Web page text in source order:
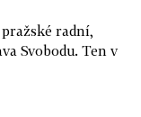
radní,
Svobodu. Ten v